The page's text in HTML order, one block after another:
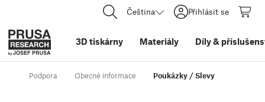
Čeština Přihlásit se
3D tiskárny Materiály Díly&
Podpora Obecné informace Poukázky / Slevy